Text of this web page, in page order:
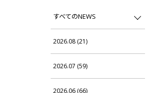
すべてのNEWS
2026.08 (21)
2026.07 (59)
2026.06 (66)